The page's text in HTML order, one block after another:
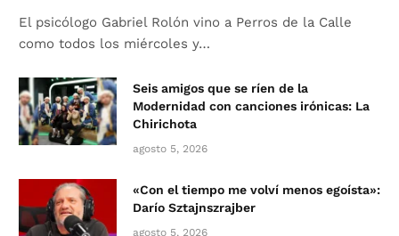
El psicólogo Gabriel Rolón vino a Perros de la Calle
como todos los miércoles y…
Seis amigos que se ríen de la
Modernidad con canciones irónicas: La
Chirichota
agosto 5, 2026
«Con el tiempo me volví menos egoísta»:
Darío Sztajnszrajber
agosto 5, 2026